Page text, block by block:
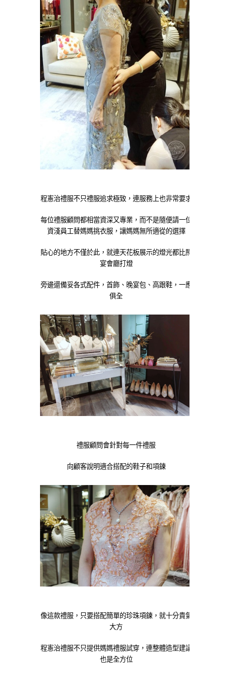
程憲治禮服不只禮服追求極致，連服務上也非常要求
每位禮服顧問都相當資深又專業，而不是隨便請一位
資淺員工替媽媽挑衣服，讓媽媽無所適從的選擇
貼心的地方不僅於此， 就連天花板展示的燈光都比照
宴會廳打燈
旁邊還備妥各式配件，首飾、晚宴包、高跟鞋，一應
俱全
禮服顧問會針對每一件禮服
向顧客說明適合搭配的鞋子和項鍊
像這款禮服，只要搭配簡單的珍珠項鍊，就十分貴氣
大方
程憲治禮服不只提供媽媽禮服試穿，連整體造型建議
也是全方位